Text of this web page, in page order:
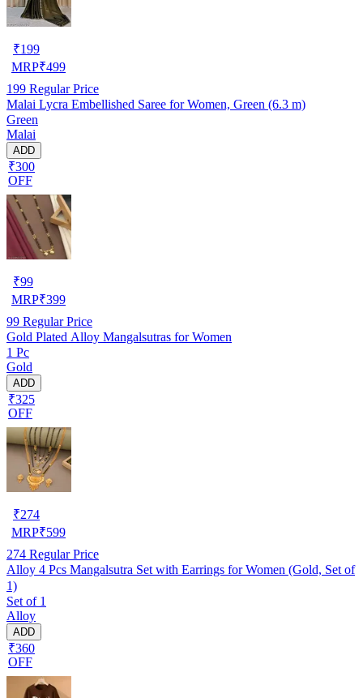
₹199
MRP₹499
199 Regular Price
Malai Lycra Embellished Saree for Women, Green (6.3 m)
Green
Malai
ADD
₹300
OFF
₹99
MRP₹399
99 Regular Price
Gold Plated Alloy Mangalsutras for Women
1 Pc
Gold
ADD
₹325
OFF
₹274
MRP₹599
274 Regular Price
Alloy 4 Pcs Mangalsutra Set with Earrings for Women (Gold, Set of
1)
Set of 1
Alloy
ADD
₹360
OFF